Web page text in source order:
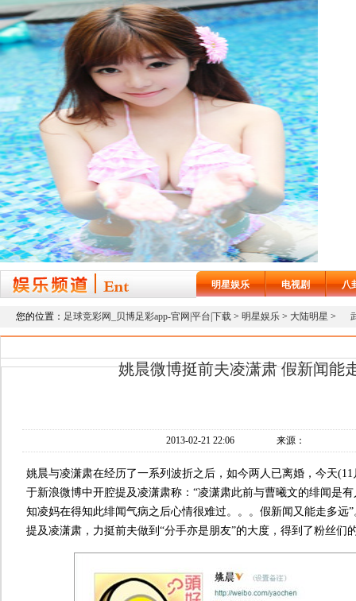
明星娱乐 电视剧 八
您的位置： 足球竞彩网_贝博足彩app-官网|平台|下载 > 明星娱乐 > 大陆明星 >
姚晨微博挺前夫凌潇肃 假新闻能
2013-02-21 22:06 来源：
姚晨与凌潇肃在经历了一系列波折之后，如今两人已离婚，今天
于新浪微博中开腔提及凌潇肃称：“凌潇肃此前与曹曦文的绯闻是
知凌妈在得知此绯闻气病之后心情很难过。。。假新闻又能走多远
提及凌潇肃，力挺前夫做到“分手亦是朋友”的大度，得到了粉丝们